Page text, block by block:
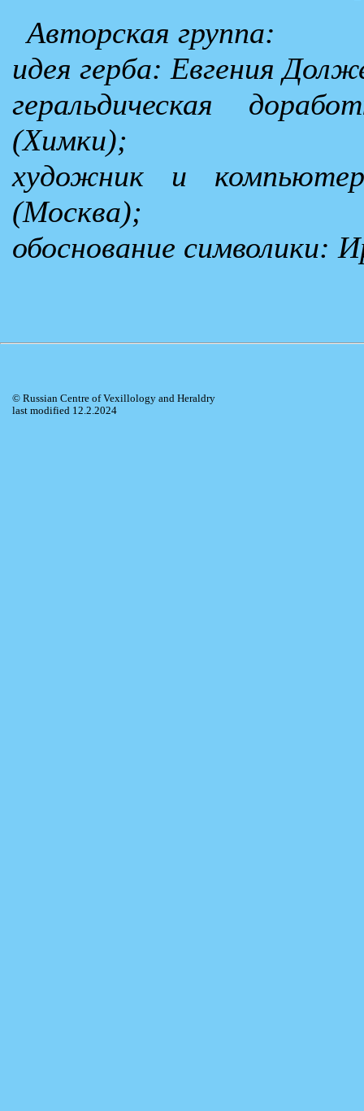
Авторская группа:
идея герба: Евгения
геральдическая
(Химки);
художник и
(Москва);
обоснование символики:
© Russian Centre of Vexillology and Heraldry
last modified 12.2.2024